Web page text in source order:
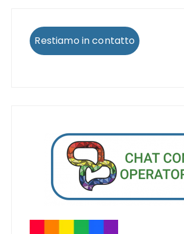
Restiamo in contatto